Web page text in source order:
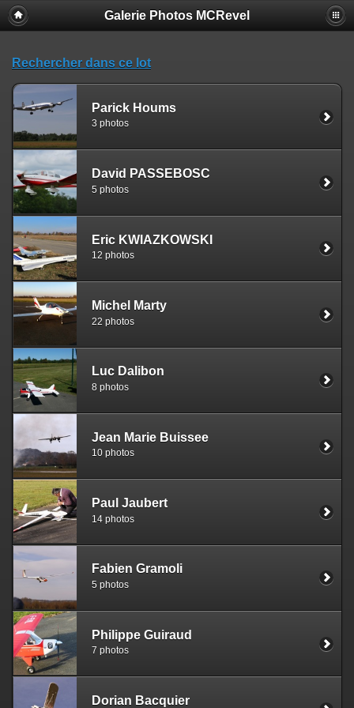
Galerie Photos MCRevel
Rechercher dans ce lot
Parick Houms
3 photos
David PASSEBOSC
5 photos
Eric KWIAZKOWSKI
12 photos
Michel Marty
22 photos
Luc Dalibon
8 photos
Jean Marie Buissee
10 photos
Paul Jaubert
14 photos
Fabien Gramoli
5 photos
Philippe Guiraud
7 photos
Dorian Bacquier